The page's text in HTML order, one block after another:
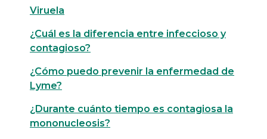
Viruela
¿Cuál es la diferencia entre infeccioso y
contagioso?
¿Cómo puedo prevenir la enfermedad de
Lyme?
¿Durante cuánto tiempo es contagiosa la
mononucleosis?